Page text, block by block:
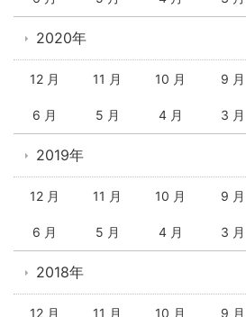
2020年
12 月 11 月 10 月 9 月
6 月 5 月 4 月 3 月
2019年
12 月 11 月 10 月 9 月
6 月 5 月 4 月 3 月
2018年
12 月 11 月 10 月 9 月